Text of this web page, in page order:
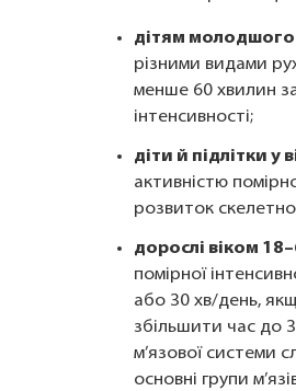
дітям молодшого
різними видами
менше 60 хвилин
інтенсивності;
діти й підлітки у
активністю
розвиток
дорослі віком
помірної
або 30 хв/день,
збільшити час до
м’язової системи
основні групи